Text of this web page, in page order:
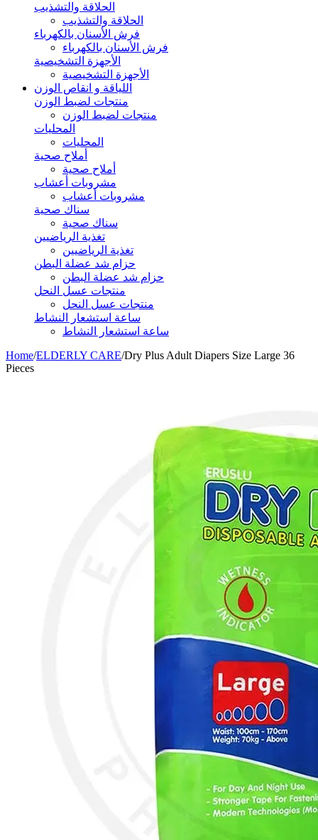
الحلاقة والتشذيب
الحلاقة والتشذيب
فرش الأسنان بالكهرباء
فرش الأسنان بالكهرباء
الأجهزة التشخيصية
الأجهزة التشخيصية
اللياقة و انقاص الوزن
منتجات لضبط الوزن
منتجات لضبط الوزن
المحليات
المحليات
أملاح صحية
أملاح صحية
مشروبات أعشاب
مشروبات أعشاب
سناك صحية
سناك صحية
تغذية الرياضيين
تغذية الرياضيين
حزام شد عضلة البطن
حزام شد عضلة البطن
منتجات عسل النحل
منتجات عسل النحل
ساعة استشعار النشاط
ساعة استشعار النشاط
Home/ELDERLY CARE/Dry Plus Adult Diapers Size Large 36
Pieces